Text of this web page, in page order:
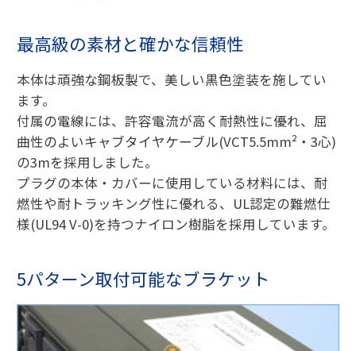
最高級の素材と確かな信頼性
本体は頑強な鋼板製で、美しい黒色塗装を施してい
ます。
付属の電線には、許容電流が高く耐熱性に優れ、屈
曲性のよいキャブタイヤケーブル(VCT5.5mm²・3心)
の3mを採用しました。
プラグの本体・カバーに使用している材料には、耐
燃性や耐トラッキング性に優れる、UL認定の難燃仕
様(UL94 V-0)を持つナイロン樹脂を採用しています。
5パターン取付可能なブラケット